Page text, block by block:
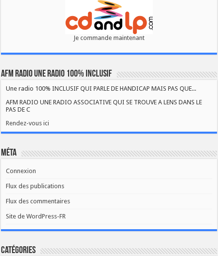
Je commande maintenant
AFM RADIO UNE RADIO 100% INCLUSIF
Une radio 100% INCLUSIF QUI PARLE DE HANDICAP MAIS PAS QUE...
AFM RADIO UNE RADIO ASSOCIATIVE QUI SE TROUVE A LENS DANS LE
PAS DE C
Rendez-vous ici
Méta
Connexion
Flux des publications
Flux des commentaires
Site de WordPress-FR
Catégories